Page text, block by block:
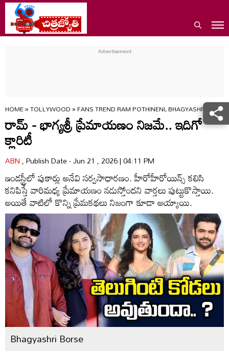
HOME»TOLLYWOOD»FANS TREND RAM POTHINENI, BHAGYASHRIS
రామ్ - భాగ్యశ్రీ ప్రేమాయణం నిజమే.. ఇదిగో
క్లారిటీ
ABN, Publish Date - Jun 21 , 2026 | 04:11 PM
ఇండస్ట్రీలో పుకార్లు అనేవి సర్వసాధారణం. హీరోహీరోయిన్స్ కలిసి
కనిపిస్తే వారిమధ్య ప్రేమాయణం నడుస్తోందని వార్తలు పుట్టుకొస్తాయి.
అయితే వాటిలో కొన్ని ప్రేమకథలు నిజంగా కూడా అయ్యాయి.
Bhagyashri Borse